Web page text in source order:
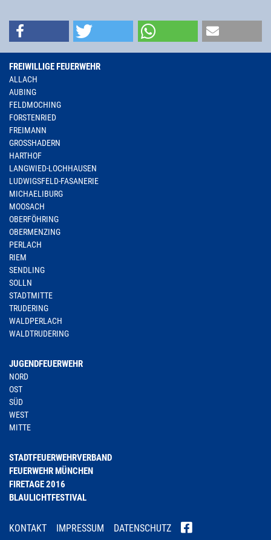
FREIWILLIGE FEUERWEHR
ALLACH
AUBING
FELDMOCHING
FORSTENRIED
FREIMANN
GROSSHADERN
HARTHOF
LANGWIED-LOCHHAUSEN
LUDWIGSFELD-FASANERIE
MICHAELIBURG
MOOSACH
OBERFÖHRING
OBERMENZING
PERLACH
RIEM
SENDLING
SOLLN
STADTMITTE
TRUDERING
WALDPERLACH
WALDTRUDERING
JUGENDFEUERWEHR
NORD
OST
SÜD
WEST
MITTE
STADTFEUERWEHRVERBAND
FEUERWEHR MÜNCHEN
FIRETAGE 2016
BLAULICHTFESTIVAL
KONTAKT IMPRESSUM DATENSCHUTZ